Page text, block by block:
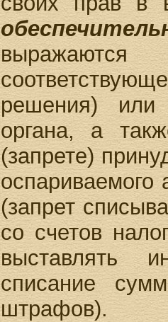
выражаются
решения) или
органа, а
(запрете)
оспариваемого
(запрет
со счетов
выставлять
списание
штрафов).